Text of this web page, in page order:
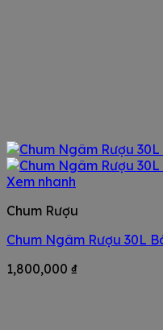
Xem nhanh
Chum Rượu
Chum Ngâm Rượu 30L
1,800,000 ₫